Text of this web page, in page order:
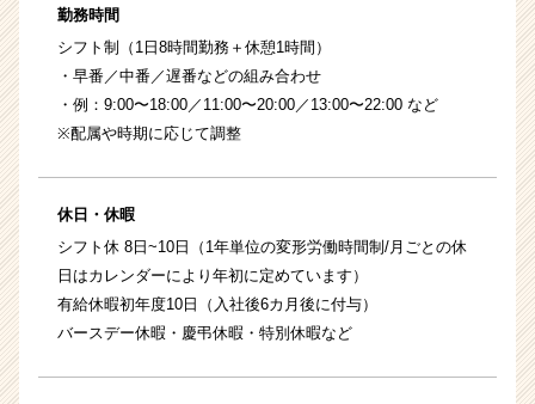
勤務時間
シフト制（1日8時間勤務＋休憩1時間）
・早番／中番／遅番などの組み合わせ
・例：9:00〜18:00／11:00〜20:00／13:00〜22:00 など
※配属や時期に応じて調整
休日・休暇
シフト休 8日~10日（1年単位の変形労働時間制/月ごとの休
日はカレンダーにより年初に定めています）
有給休暇初年度10日（入社後6カ月後に付与）
バースデー休暇・慶弔休暇・特別休暇など